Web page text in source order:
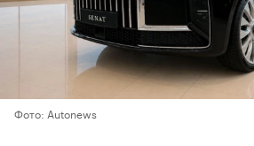
Фото: Autonews